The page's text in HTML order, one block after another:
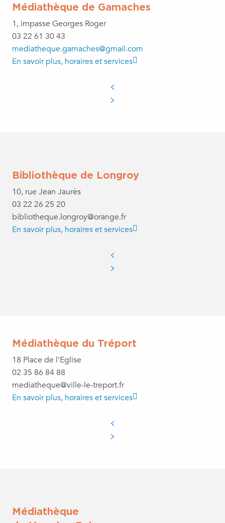
Médiathèque de Gamaches
1, impasse Georges Roger
03 22 61 30 43
mediatheque.gamaches@gmail.com
En savoir plus, horaires et services
Bibliothèque de Longroy
10, rue Jean Jaurès
03 22 26 25 20
bibliotheque.longroy@orange.fr
En savoir plus, horaires et services
Médiathèque du Tréport
18 Place de l’Eglise
02 35 86 84 88
mediatheque@ville-le-treport.fr
En savoir plus, horaires et services
Médiathèque